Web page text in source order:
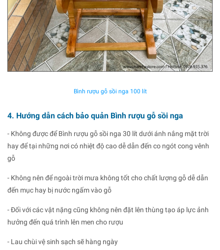
Bình rượu gỗ sồi nga 100 lít
4. Hướng dẫn cách bảo quản Bình rượu gỗ sồi nga
- Không được để Bình rượu gỗ sồi nga 30 lít dưới ánh nắng mặt trời
hay để tại những nơi có nhiệt độ cao dễ dẫn đến co ngót cong vênh
gỗ
- Không nên để ngoài trời mưa không tốt cho chất lượng gỗ dễ dẫn
đến mục hay bị nước ngấm vào gỗ
- Đối với các vật nặng cũng không nên đặt lên thùng tạo áp lực ảnh
hưởng đến quá trình lên men cho rượu
- Lau chùi vệ sinh sạch sẽ hàng ngày